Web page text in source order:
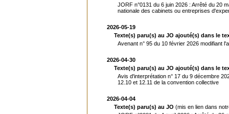
JORF n°0131 du 6 juin 2026 : Arrêté du 20
nationale des cabinets ou entreprises
2026-05-19
Texte(s) paru(s) au JO ajouté(s) dans le
Avenant n° 95 du 10 février 2026 modifiant
2026-04-30
Texte(s) paru(s) au JO ajouté(s) dans le
Avis d'interprétation n° 17 du 9 décembre
12.10 et 12.11 de la convention collective
2026-04-04
Texte(s) paru(s) au JO (mis en lien dans